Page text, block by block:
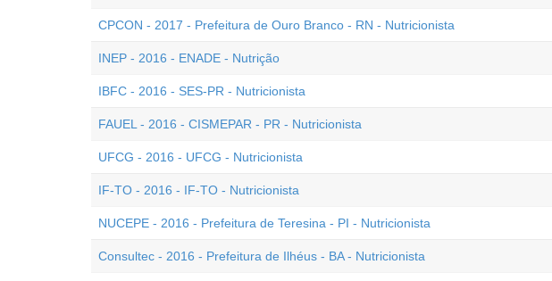
CPCON - 2017 - Prefeitura de Ouro Branco - RN - Nutricionista
INEP - 2016 - ENADE - Nutrição
IBFC - 2016 - SES-PR - Nutricionista
FAUEL - 2016 - CISMEPAR - PR - Nutricionista
UFCG - 2016 - UFCG - Nutricionista
IF-TO - 2016 - IF-TO - Nutricionista
NUCEPE - 2016 - Prefeitura de Teresina - PI - Nutricionista
Consultec - 2016 - Prefeitura de Ilhéus - BA - Nutricionista